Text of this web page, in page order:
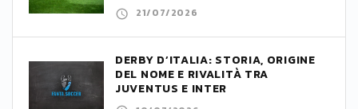
21/07/2026
DERBY D’ITALIA: STORIA, ORIGINE
DEL NOME E RIVALITÀ TRA
JUVENTUS E INTER